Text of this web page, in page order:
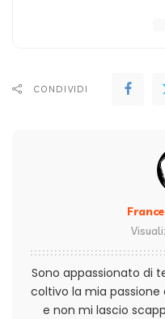
CONDIVIDI
Sono appassionato di
coltivo la mia
e non mi lascio